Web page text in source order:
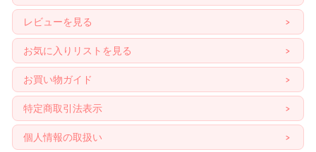
レビューを見る
お気に入りリストを見る
お買い物ガイド
特定商取引法表示
個人情報の取扱い